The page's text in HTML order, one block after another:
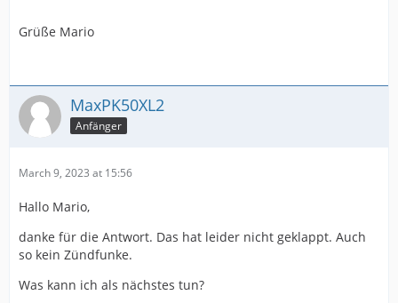
Grüße Mario
MaxPK50XL2
Anfänger
March 9, 2023 at 15:56
Hallo Mario,
danke für die Antwort. Das hat leider nicht geklappt. Auch
so kein Zündfunke.
Was kann ich als nächstes tun?